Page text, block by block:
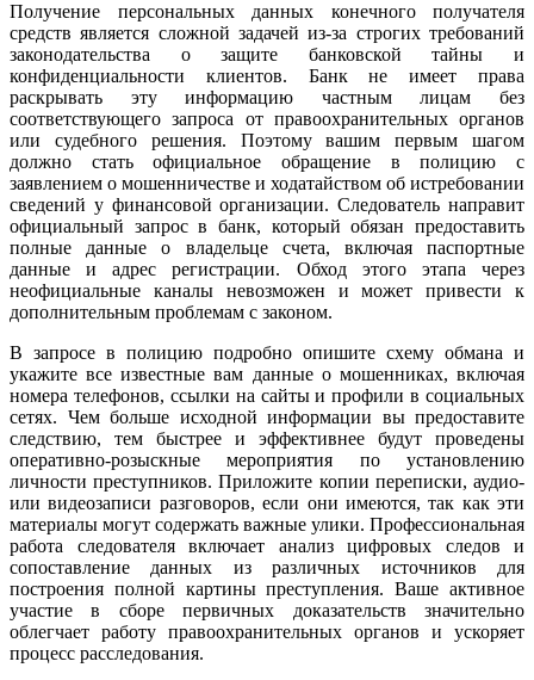
Получение персональных данных конечного получателя
средств является сложной задачей из-за строгих требований
законодательства о защите банковской тайны и
конфиденциальности клиентов. Банк не имеет права
раскрывать эту информацию частным лицам без
соответствующего запроса от правоохранительных органов
или судебного решения. Поэтому вашим первым шагом
должно стать официальное обращение в полицию с
заявлением о мошенничестве и ходатайством об истребовании
сведений у финансовой организации. Следователь направит
официальный запрос в банк, который обязан предоставить
полные данные о владельце счета, включая паспортные
данные и адрес регистрации. Обход этого этапа через
неофициальные каналы невозможен и может привести к
дополнительным проблемам с законом.
В запросе в полицию подробно опишите схему обмана и
укажите все известные вам данные о мошенниках, включая
номера телефонов, ссылки на сайты и профили в социальных
сетях. Чем больше исходной информации вы предоставите
следствию, тем быстрее и эффективнее будут проведены
оперативно-розыскные мероприятия по установлению
личности преступников. Приложите копии переписки, аудио-
или видеозаписи разговоров, если они имеются, так как эти
материалы могут содержать важные улики. Профессиональная
работа следователя включает анализ цифровых следов и
сопоставление данных из различных источников для
построения полной картины преступления. Ваше активное
участие в сборе первичных доказательств значительно
облегчает работу правоохранительных органов и ускоряет
процесс расследования.